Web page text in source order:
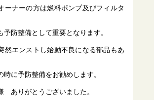
ーナーの方は燃料ポンプ及びフィルタ
予防整備として重要となります。
然エンストし始動不良になる部品もあ
時に予防整備をお勧めします。
ありがとうございました。